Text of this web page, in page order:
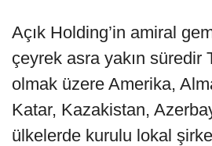
Açık Holding’in amiral
çeyrek asra yakın süredir
olmak üzere Amerika,
Katar, Kazakistan,
ülkelerde kurulu lokal